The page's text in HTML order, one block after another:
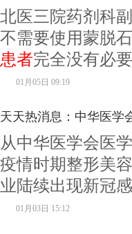
北医三院药剂科
不需要使用蒙脱
患者完全没有必
01月05日 09:19
天天热消息：中华医学
从中华医学会医
疫情时期整形美
业陆续出现新冠
01月03日 15:12